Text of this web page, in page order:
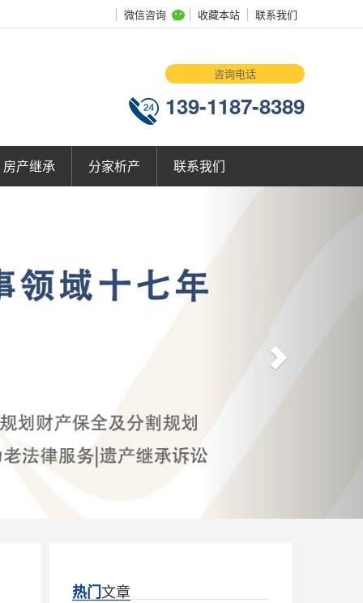
微信咨询 收藏本站 联系我们
咨询电话
139-1187-8389
房产继承 分家析产 联系我们
热门文章